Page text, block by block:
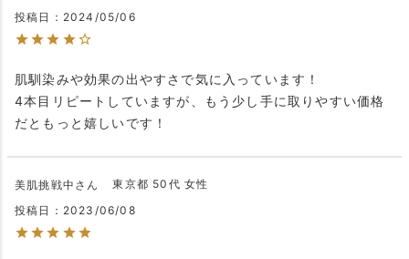
投稿日
2024/05/06
肌馴染みや効果の出やすさで気に入っています！
4本目リピートしていますが、もう少し手に取りやすい価格
だともっと嬉しいです！
美肌挑戦中 東京都 50代 女性
投稿日
2023/06/08